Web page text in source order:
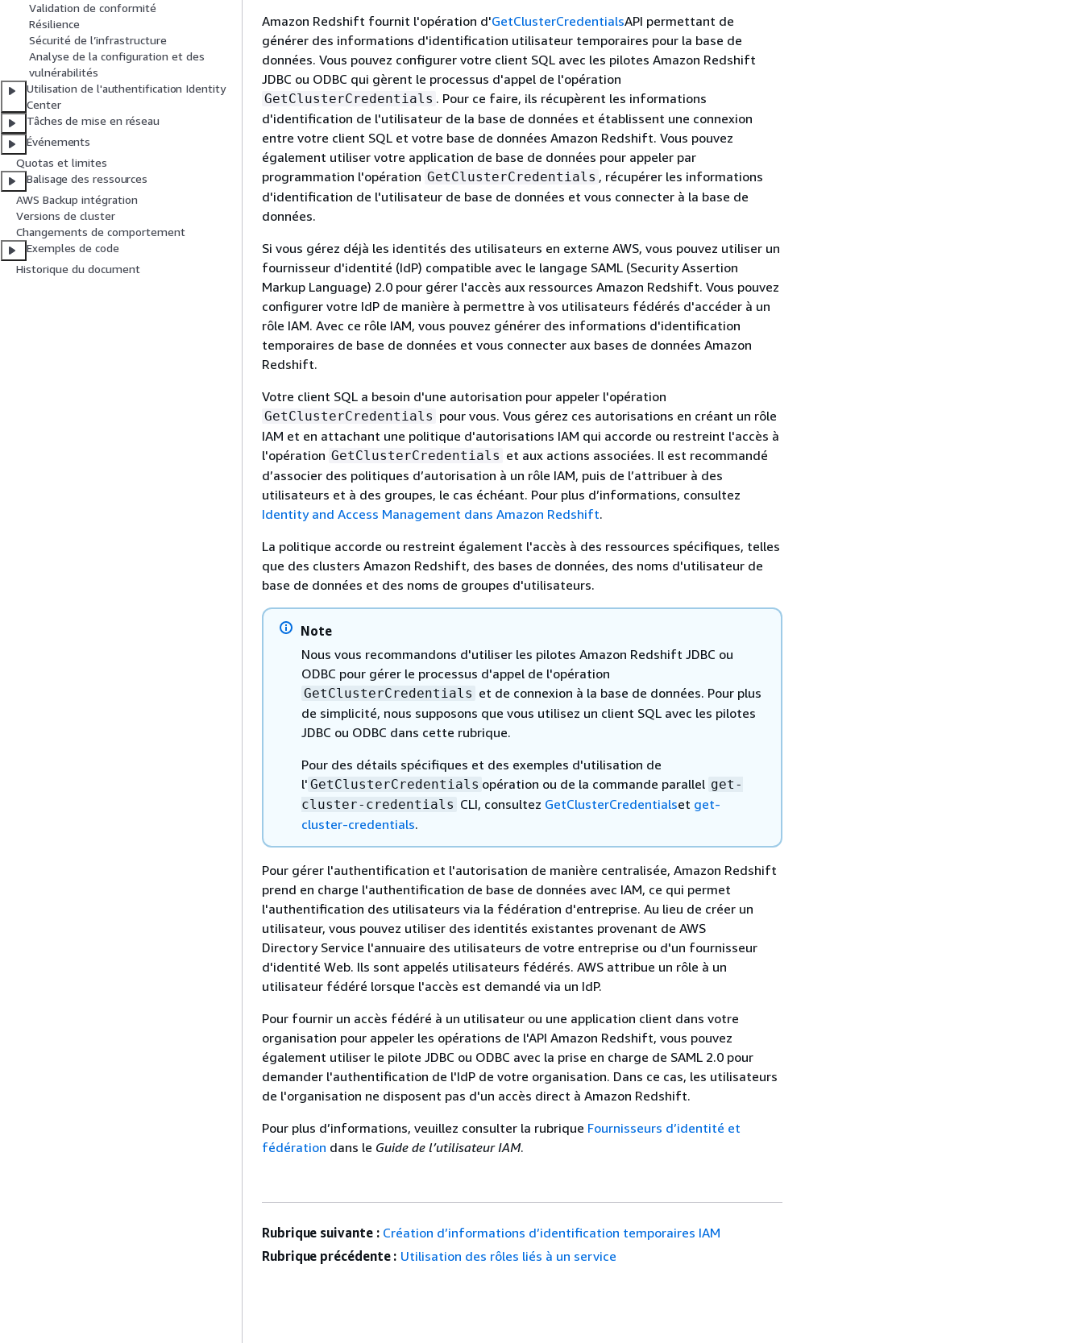
Validation de conformité
Résilience
Sécurité de l’infrastructure
Analyse de la configuration et des
vulnérabilités
Utilisation de l'authentification Identity
Center
Tâches de mise en réseau
Événements
Quotas et limites
Balisage des ressources
AWS Backup intégration
Versions de cluster
Changements de comportement
Exemples de code
Historique du document
Amazon Redshift fournit l'opération d'GetClusterCredentialsAPI permettant de
générer des informations d'identification utilisateur temporaires pour la base de
données. Vous pouvez configurer votre client SQL avec les pilotes Amazon Redshift
JDBC ou ODBC qui gèrent le processus d'appel de l'opération
GetClusterCredentials . Pour ce faire, ils récupèrent les informations
d'identification de l'utilisateur de la base de données et établissent une connexion
entre votre client SQL et votre base de données Amazon Redshift. Vous pouvez
également utiliser votre application de base de données pour appeler par
programmation l'opération GetClusterCredentials , récupérer les informations
d'identification de l'utilisateur de base de données et vous connecter à la base de
données.
Si vous gérez déjà les identités des utilisateurs en externe AWS, vous pouvez utiliser un
fournisseur d'identité (IdP) compatible avec le langage SAML (Security Assertion
Markup Language) 2.0 pour gérer l'accès aux ressources Amazon Redshift. Vous pouvez
configurer votre IdP de manière à permettre à vos utilisateurs fédérés d'accéder à un
rôle IAM. Avec ce rôle IAM, vous pouvez générer des informations d'identification
temporaires de base de données et vous connecter aux bases de données Amazon
Redshift.
Votre client SQL a besoin d'une autorisation pour appeler l'opération
GetClusterCredentials pour vous. Vous gérez ces autorisations en créant un rôle
IAM et en attachant une politique d'autorisations IAM qui accorde ou restreint l'accès à
l'opération GetClusterCredentials et aux actions associées. Il est recommandé
d’associer des politiques d’autorisation à un rôle IAM, puis de l’attribuer à des
utilisateurs et à des groupes, le cas échéant. Pour plus d’informations, consultez
Identity and Access Management dans Amazon Redshift.
La politique accorde ou restreint également l'accès à des ressources spécifiques, telles
que des clusters Amazon Redshift, des bases de données, des noms d'utilisateur de
base de données et des noms de groupes d'utilisateurs.
Note
Nous vous recommandons d'utiliser les pilotes Amazon Redshift JDBC ou
ODBC pour gérer le processus d'appel de l'opération
GetClusterCredentials et de connexion à la base de données. Pour plus
de simplicité, nous supposons que vous utilisez un client SQL avec les pilotes
JDBC ou ODBC dans cette rubrique.
Pour des détails spécifiques et des exemples d'utilisation de
l' GetClusterCredentials opération ou de la commande parallel get-
cluster-credentials CLI, consultez GetClusterCredentialset get-
cluster-credentials.
Pour gérer l'authentification et l'autorisation de manière centralisée, Amazon Redshift
prend en charge l'authentification de base de données avec IAM, ce qui permet
l'authentification des utilisateurs via la fédération d'entreprise. Au lieu de créer un
utilisateur, vous pouvez utiliser des identités existantes provenant de AWS
Directory Service l'annuaire des utilisateurs de votre entreprise ou d'un fournisseur
d'identité Web. Ils sont appelés utilisateurs fédérés. AWS attribue un rôle à un
utilisateur fédéré lorsque l'accès est demandé via un IdP.
Pour fournir un accès fédéré à un utilisateur ou une application client dans votre
organisation pour appeler les opérations de l'API Amazon Redshift, vous pouvez
également utiliser le pilote JDBC ou ODBC avec la prise en charge de SAML 2.0 pour
demander l'authentification de l'IdP de votre organisation. Dans ce cas, les utilisateurs
de l'organisation ne disposent pas d'un accès direct à Amazon Redshift.
Pour plus d’informations, veuillez consulter la rubrique Fournisseurs d’identité et
fédération dans le Guide de l’utilisateur IAM.
Rubrique suivante : Création d’informations d’identification temporaires IAM
Rubrique précédente : Utilisation des rôles liés à un service